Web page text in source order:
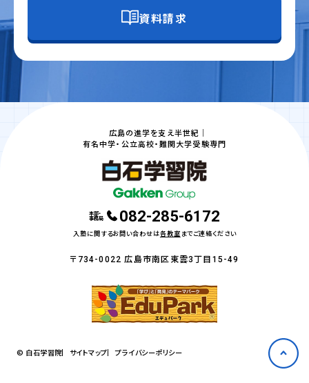
資料請求
広島の進学を支え半世紀｜
有名中学・公立高校・難関大学受験専門
本部・
事務局 082-285-6172
入塾に関するお問い合わせは各教室 までご連絡ください
〒734-0022 広島市南区東雲3丁目15-49
© 白石学習院 サイトマップ プライバシーポリシー